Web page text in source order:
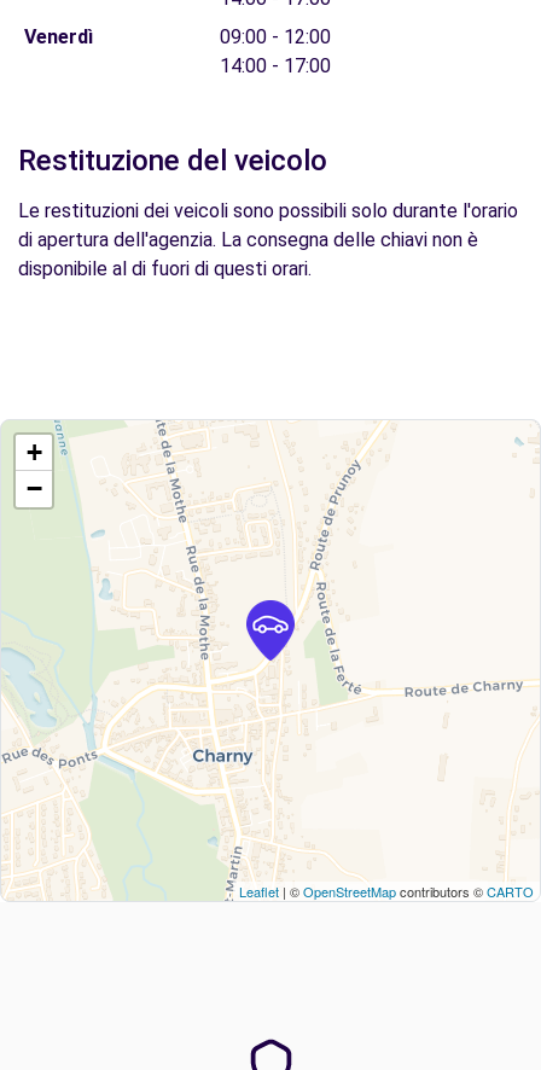
Venerdì
09:00 - 12:00
14:00 - 17:00
Restituzione del veicolo
Le restituzioni dei veicoli sono possibili solo durante l'orario
di apertura dell'agenzia. La consegna delle chiavi non è
disponibile al di fuori di questi orari.
+
−
Leaflet | ©OpenStreetMapcontributors ©CARTO